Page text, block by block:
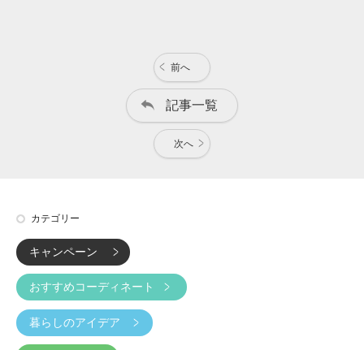
前へ
記事一覧
次へ
カテゴリー
キャンペーン
おすすめコーディネート
暮らしのアイデア